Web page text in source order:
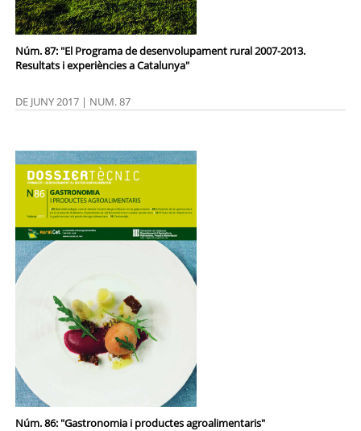
Núm. 87: "El Programa de desenvolupament rural 2007-2013.
Resultats i experiències a Catalunya"
DE JUNY 2017 | NUM. 87
Núm. 86: "Gastronomia i productes agroalimentaris"